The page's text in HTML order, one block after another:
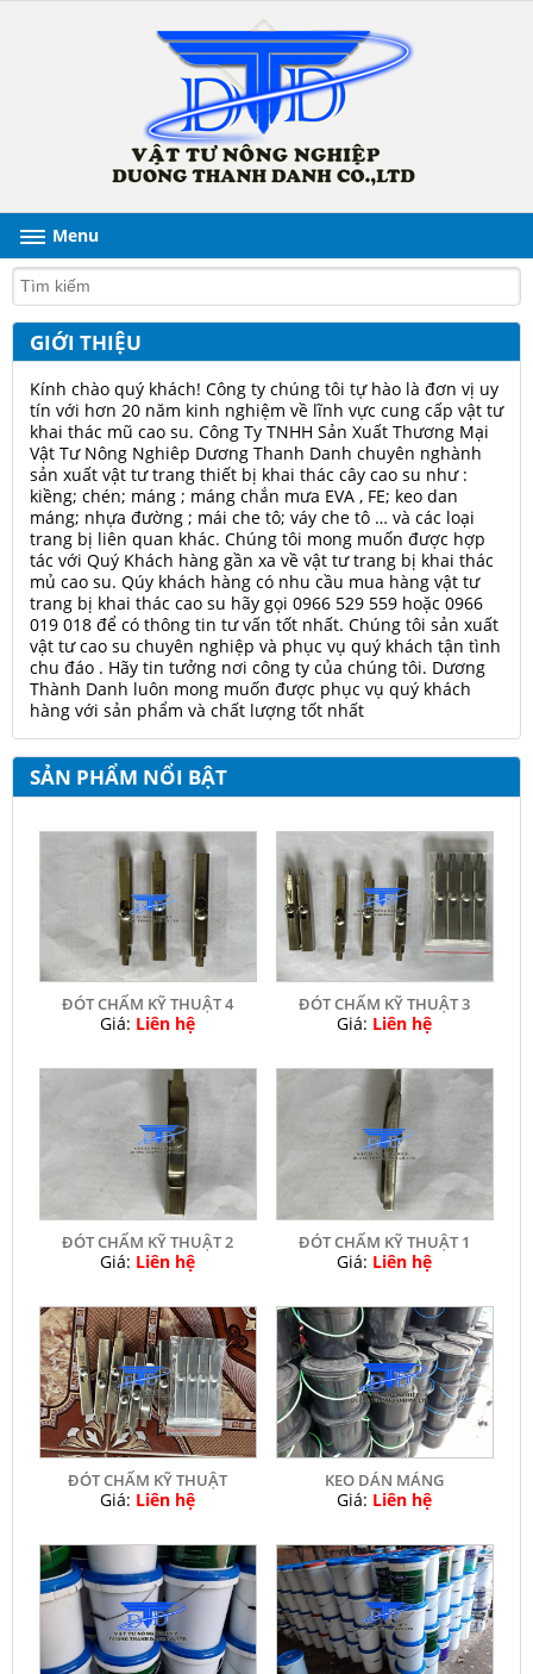
Menu
GIỚI THIỆU
Kính chào quý khách! Công ty chúng tôi tự hào là đơn vị uy
tín với hơn 20 năm kinh nghiệm về lĩnh vực cung cấp vật tư
khai thác mũ cao su. Công Ty TNHH Sản Xuất Thương Mại
Vật Tư Nông Nghiêp Dương Thanh Danh chuyên nghành
sản xuất vật tư trang thiết bị khai thác cây cao su như :
kiềng; chén; máng ; máng chắn mưa EVA , FE; keo dan
máng; nhựa đường ; mái che tô; váy che tô … và các loại
trang bị liên quan khác. Chúng tôi mong muốn được hợp
tác với Quý Khách hàng gần xa về vật tư trang bị khai thác
mủ cao su. Qúy khách hàng có nhu cầu mua hàng vật tư
trang bị khai thác cao su hãy gọi 0966 529 559 hoặc 0966
019 018 để có thông tin tư vấn tốt nhất. Chúng tôi sản xuất
vật tư cao su chuyên nghiệp và phục vụ quý khách tận tình
chu đáo . Hãy tin tưởng nơi công ty của chúng tôi. Dương
Thành Danh luôn mong muốn được phục vụ quý khách
hàng với sản phẩm và chất lượng tốt nhất
SẢN PHẨM NỔI BẬT
ĐÓT CHẤM KỸ THUẬT 4
Giá: Liên hệ
ĐÓT CHẤM KỸ THUẬT 3
Giá: Liên hệ
ĐÓT CHẤM KỸ THUẬT 2
Giá: Liên hệ
ĐÓT CHẤM KỸ THUẬT 1
Giá: Liên hệ
ĐÓT CHẤM KỸ THUẬT
Giá: Liên hệ
KEO DÁN MÁNG
Giá: Liên hệ